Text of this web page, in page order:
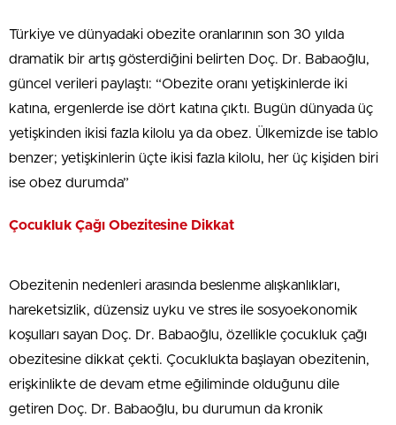
Türkiye ve dünyadaki obezite oranlarının son 30 yılda
dramatik bir artış gösterdiğini belirten Doç. Dr. Babaoğlu,
güncel verileri paylaştı: “Obezite oranı yetişkinlerde iki
katına, ergenlerde ise dört katına çıktı. Bugün dünyada üç
yetişkinden ikisi fazla kilolu ya da obez. Ülkemizde ise tablo
benzer; yetişkinlerin üçte ikisi fazla kilolu, her üç kişiden biri
ise obez durumda”
Çocukluk Çağı Obezitesine Dikkat
Obezitenin nedenleri arasında beslenme alışkanlıkları,
hareketsizlik, düzensiz uyku ve stres ile sosyoekonomik
koşulları sayan Doç. Dr. Babaoğlu, özellikle çocukluk çağı
obezitesine dikkat çekti. Çocuklukta başlayan obezitenin,
erişkinlikte de devam etme eğiliminde olduğunu dile
getiren Doç. Dr. Babaoğlu, bu durumun da kronik